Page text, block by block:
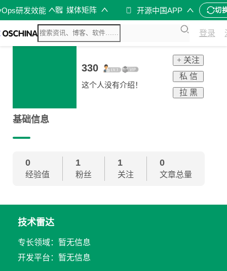
研发效能 媒体矩阵 开源中国APP 切
登录
330
这个人没有介绍！
+ 关注
私 信
拉 黑
基础信息
0
经验值
1
粉丝
1
关注
0
文章总量
技术雷达
专长领域：暂无信息
开发平台：暂无信息